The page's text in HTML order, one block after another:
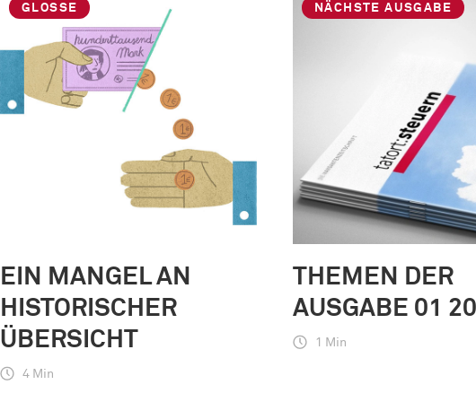
GLOSSE
EIN MANGEL AN
HISTORISCHER
ÜBERSICHT
4 Min
NÄCHSTE AUSGABE
THEMEN DER
AUSGABE 01
1 Min